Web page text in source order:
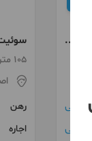
توافقی
توافقی
سوئیت
امکانات
105 متر / 2 اتاق
رهن
اجاره